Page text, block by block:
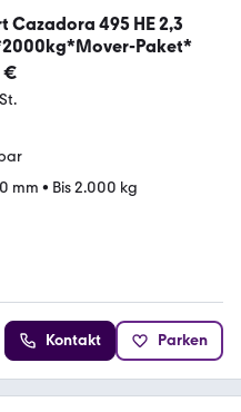
Cazadora 495 HE 2,3
Paket*
€
mm • Bis 2.000 kg
Kontakt Parken